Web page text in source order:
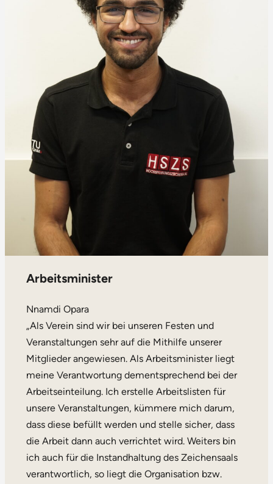
Arbeitsminister
Nnamdi Opara
„Als Verein sind wir bei unseren Festen und
Veranstaltungen sehr auf die Mithilfe unserer
Mitglieder angewiesen. Als Arbeitsminister liegt
meine Verantwortung dementsprechend bei der
Arbeitseinteilung. Ich erstelle Arbeitslisten für
unsere Veranstaltungen, kümmere mich darum,
dass diese befüllt werden und stelle sicher, dass
die Arbeit dann auch verrichtet wird. Weiters bin
ich auch für die Instandhaltung des Zeichensaals
verantwortlich, so liegt die Organisation bzw.